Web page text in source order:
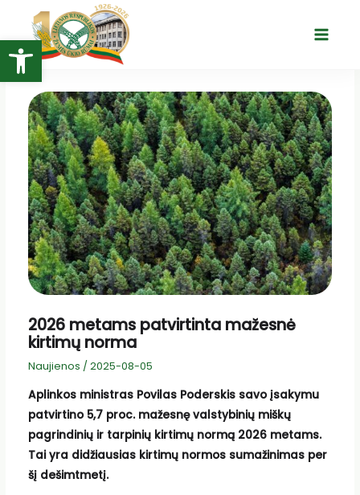
Open toolbar
turinio
Main
2026 metams patvirtinta mažesnė
kirtimų norma
Naujienos / 2025-08-05
Aplinkos ministras Povilas Poderskis savo įsakymu
patvirtino 5,7 proc. mažesnę valstybinių miškų
pagrindinių ir tarpinių kirtimų normą 2026 metams.
Tai yra didžiausias kirtimų normos sumažinimas per
šį dešimtmetį.